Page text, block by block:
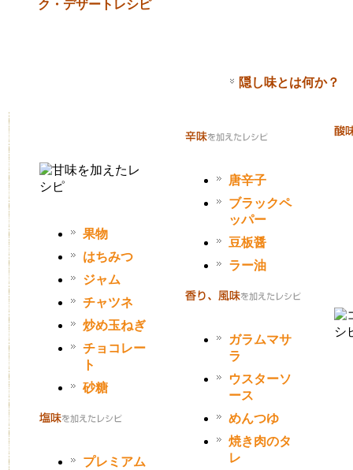
ク・デザートレシピ
隠し味とは何か？
果物
はちみつ
ジャム
チャツネ
炒め玉ねぎ
チョコレー
ト
砂糖
プレミアム
唐辛子
ブラックペ
ッパー
豆板醤
ラー油
ガラムマサ
ラ
ウスターソ
ース
めんつゆ
焼き肉のタ
レ